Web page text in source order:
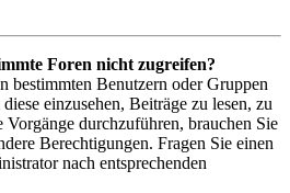
Foren nicht zugreifen?
bestimmten Benutzern oder Gruppen
einzusehen, Beiträge zu lesen, zu
Vorgänge durchzuführen, brauchen Sie
Berechtigungen. Fragen Sie einen
nach entsprechenden